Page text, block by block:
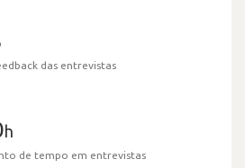
das entrevistas
h
de tempo em entrevistas